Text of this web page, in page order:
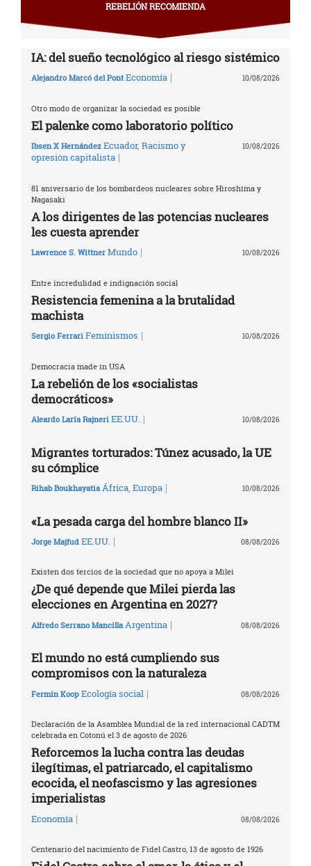
REBELIÓN RECOMIENDA
IA: del sueño tecnológico al riesgo sistémico
Alejandro Marcó del Pont Economía | 10/08/2026
Otro modo de organizar la sociedad es posible
El palenke como laboratorio político
Ibsen X Hernández Ecuador, Racismo y
opresión capitalista |
10/08/2026
81 aniversario de los bombardeos nucleares sobre Hiroshima y
Nagasaki
A los dirigentes de las potencias nucleares
les cuesta aprender
Lawrence S. Wittner Mundo | 10/08/2026
Entre incredulidad e indignación social
Resistencia femenina a la brutalidad
machista
Sergio Ferrari Feminismos | 10/08/2026
Democracia made in USA
La rebelión de los «socialistas
democráticos»
Aleardo Laría Rajneri EE.UU. | 10/08/2026
Migrantes torturados: Túnez acusado, la UE
su cómplice
Rihab Boukhayatia África Europa | 10/08/2026
«La pesada carga del hombre blanco II»
Jorge Majfud EE.UU. | 08/08/2026
Existen dos tercios de la sociedad que no apoya a Milei
¿De qué depende que Milei pierda las
elecciones en Argentina en 2027?
Alfredo Serrano Mancilla Argentina | 08/08/2026
El mundo no está cumpliendo sus
compromisos con la naturaleza
Fermín Koop Ecología social | 08/08/2026
Declaración de la Asamblea Mundial de la red internacional CADTM
celebrada en Cotonú el 3 de agosto de 2026
Reforcemos la lucha contra las deudas
ilegítimas, el patriarcado, el capitalismo
ecocida, el neofascismo y las agresiones
imperialistas
Economía | 08/08/2026
Centenario del nacimiento de Fidel Castro, 13 de agosto de 1926